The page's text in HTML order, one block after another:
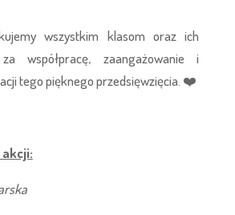
wszystkim klasom oraz ich
współpracę, zaangażowanie i
tego pięknego przedsięwzięcia. ❤️